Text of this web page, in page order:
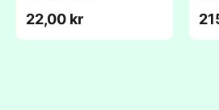
22,00 kr